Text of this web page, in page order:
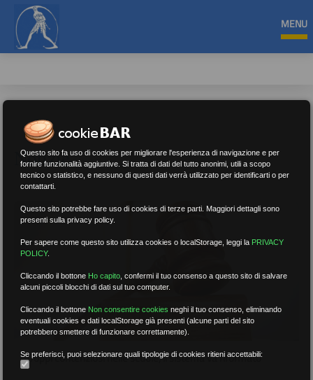
MENU
Notizie
Troppi contenziosi nelle scuole, il sistema va riformato
Questo sito fa uso di cookies per migliorare l'esperienza di navigazione e per
fornire funzionalità aggiuntive. Si tratta di dati del tutto anonimi, utili a scopo
tecnico o statistico, e nessuno di questi dati verrà utilizzato per identificarti o per
contattarti.
Questo sito potrebbe fare uso di cookies di terze parti. Maggiori dettagli sono
presenti sulla privacy policy.
Per sapere come questo sito utilizza cookies o localStorage, leggi la PRIVACY
POLICY.
Cliccando il bottone Ho capito ,confermi il tuo consenso a questo sito di salvare
alcuni piccoli blocchi di dati sul tuo computer.
Cliccando il bottone Non consentire cookies neghi il tuo consenso, eliminando
eventuali cookies e dati localStorage già presenti (alcune parti del sito
potrebbero smettere di funzionare correttamente).
Se preferisci, puoi selezionare quali tipologie di cookies ritieni accettabili: